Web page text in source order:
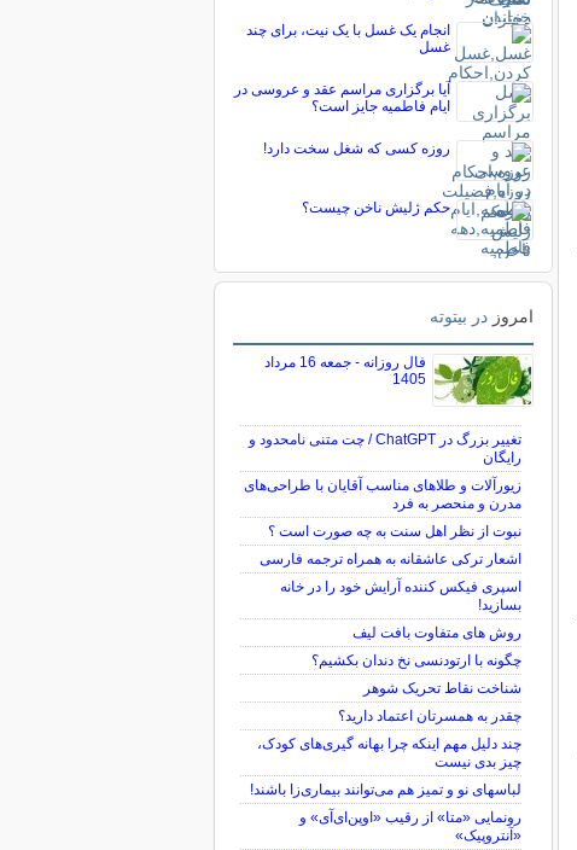
انجام یک غسل با یک نیت، برای چند
غسل
آیا برگزاری مراسم عقد و عروسی در
ایام فاطمیه جایز است؟
روزه کسی كه شغل سخت دارد!
حکم ژلیش ناخن چیست؟
امروز در بیتوته
فال روزانه - جمعه 16 مرداد
1405
تغییر بزرگ در ChatGPT / چت متنی نامحدود و
رایگان
زیورآلات و طلاهای مناسب آقایان با طراحی‌های
مدرن و منحصر به فرد
نبوت از نظر اهل سنت به چه صورت است ؟
اشعار ترکی عاشقانه به همراه ترجمه فارسی
اسپری فیکس کننده آرایش خود را در خانه
بسازید!
روش های متفاوت بافت لیف
چگونه با ارتودنسی نخ دندان بکشیم؟
شناخت نقاط تحریک شوهر
چقدر به همسرتان اعتماد دارید؟
چند دلیل مهم اینکه چرا بهانه گیری‌های کودک،
چیز بدی نیست
لباس‎های نو و تمیز هم می‌توانند بیماری‌زا باشند!
رونمایی «متا» از رقیب «اوپن‌ای‌آی» و
«آنتروپیک»